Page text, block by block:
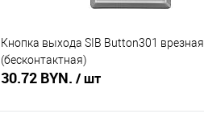
Кнопка выхода SIB Button301 врезная
(бесконтактная)
30.72 BYN. / шт